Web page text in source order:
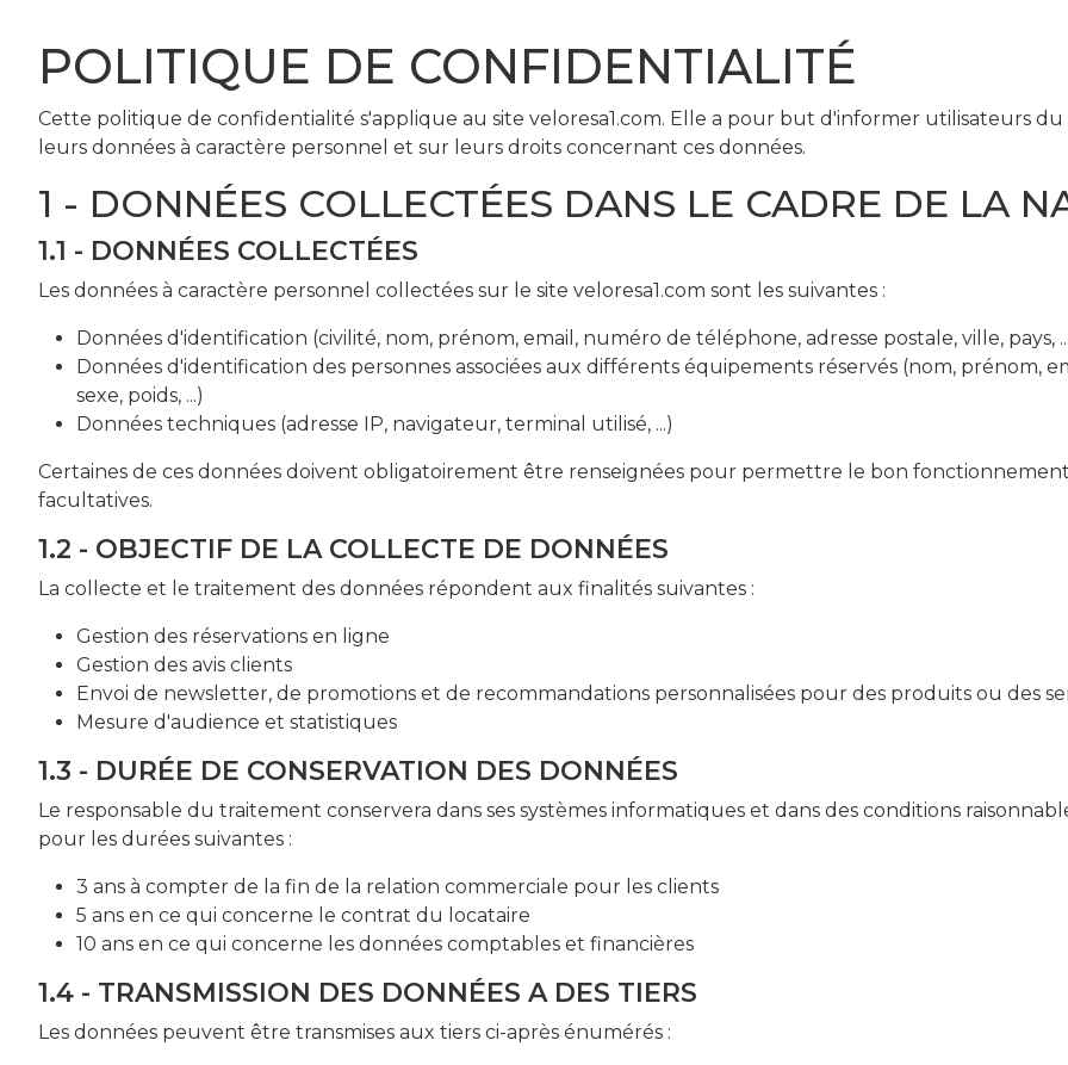
POLITIQUE DE CONFIDENTIALITÉ
Cette politique de confidentialité s'applique au site veloresa1.com. Elle a pour but d'informer utilisateurs
leurs données à caractère personnel et sur leurs droits concernant ces données.
1 - DONNÉES COLLECTÉES DANS LE CADRE DE LA
1.1 - DONNÉES COLLECTÉES
Les données à caractère personnel collectées sur le site veloresa1.com sont les suivantes :
Données d'identification (civilité, nom, prénom, email, numéro de téléphone, adresse postale, ville, pays,
Données d'identification des personnes associées aux différents équipements réservés (nom, prénom,
sexe, poids, ...)
Données techniques (adresse IP, navigateur, terminal utilisé, ...)
Certaines de ces données doivent obligatoirement être renseignées pour permettre le bon
facultatives.
1.2 - OBJECTIF DE LA COLLECTE DE DONNÉES
La collecte et le traitement des données répondent aux finalités suivantes :
Gestion des réservations en ligne
Gestion des avis clients
Envoi de newsletter, de promotions et de recommandations personnalisées pour des produits ou des
Mesure d'audience et statistiques
1.3 - DURÉE DE CONSERVATION DES DONNÉES
Le responsable du traitement conservera dans ses systèmes informatiques et dans des conditions
pour les durées suivantes :
3 ans à compter de la fin de la relation commerciale pour les clients
5 ans en ce qui concerne le contrat du locataire
10 ans en ce qui concerne les données comptables et financières
1.4 - TRANSMISSION DES DONNÉES A DES TIERS
Les données peuvent être transmises aux tiers ci-après énumérés :